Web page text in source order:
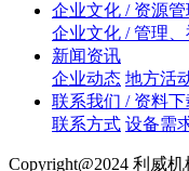
企业文化 / 资源管
企业文化 / 管理、
新闻资讯
企业动态 地方活
联系我们 / 资料下
联系方式 设备需
Copyright@2024 利威